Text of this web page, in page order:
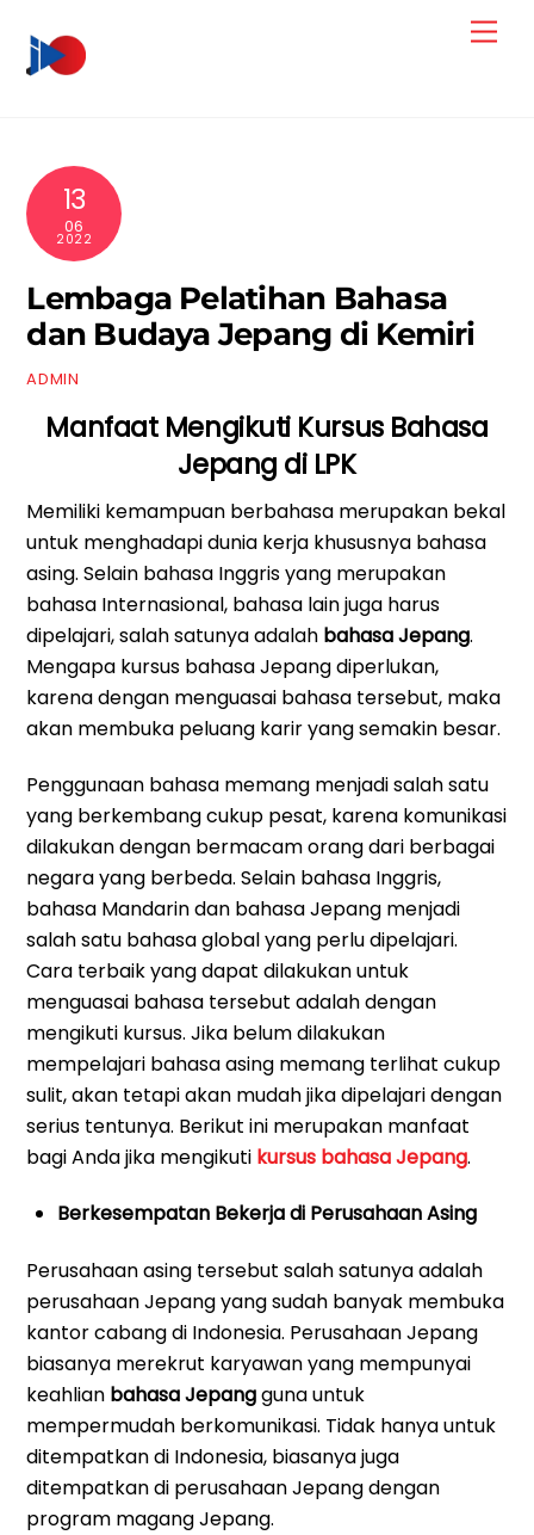
content
13
06
2022
Lembaga Pelatihan Bahasa
dan Budaya Jepang di Kemiri
ADMIN
Manfaat Mengikuti Kursus Bahasa
Jepang di LPK
Memiliki kemampuan berbahasa merupakan bekal
untuk menghadapi dunia kerja khususnya bahasa
asing. Selain bahasa Inggris yang merupakan
bahasa Internasional, bahasa lain juga harus
dipelajari, salah satunya adalah bahasa Jepang.
Mengapa kursus bahasa Jepang diperlukan,
karena dengan menguasai bahasa tersebut, maka
akan membuka peluang karir yang semakin besar.
Penggunaan bahasa memang menjadi salah satu
yang berkembang cukup pesat, karena komunikasi
dilakukan dengan bermacam orang dari berbagai
negara yang berbeda. Selain bahasa Inggris,
bahasa Mandarin dan bahasa Jepang menjadi
salah satu bahasa global yang perlu dipelajari.
Cara terbaik yang dapat dilakukan untuk
menguasai bahasa tersebut adalah dengan
mengikuti kursus. Jika belum dilakukan
mempelajari bahasa asing memang terlihat cukup
sulit, akan tetapi akan mudah jika dipelajari dengan
serius tentunya. Berikut ini merupakan manfaat
bagi Anda jika mengikuti kursus bahasa Jepang.
Berkesempatan Bekerja di Perusahaan Asing
Perusahaan asing tersebut salah satunya adalah
perusahaan Jepang yang sudah banyak membuka
kantor cabang di Indonesia. Perusahaan Jepang
biasanya merekrut karyawan yang mempunyai
keahlian bahasa Jepangguna untuk
mempermudah berkomunikasi. Tidak hanya untuk
ditempatkan di Indonesia, biasanya juga
ditempatkan di perusahaan Jepang dengan
program magang Jepang.